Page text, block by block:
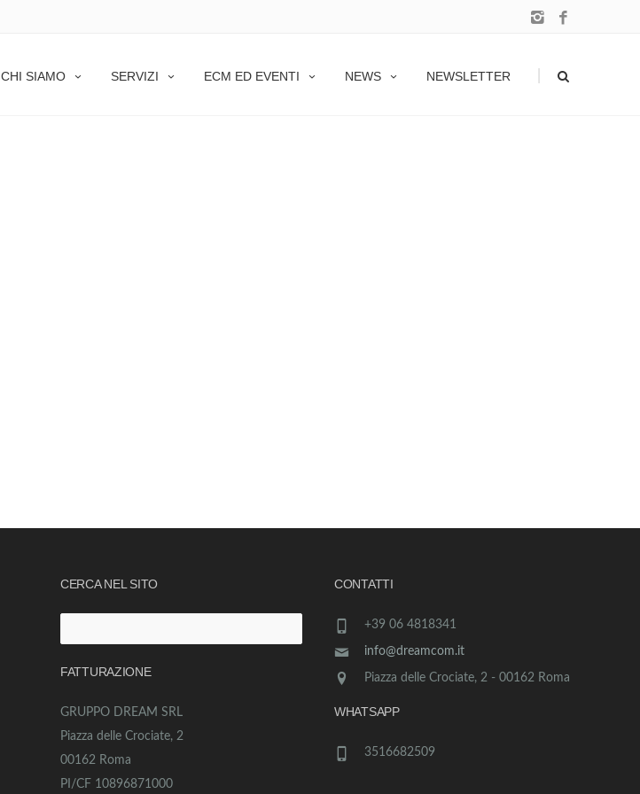
CHI SIAMO SERVIZI ECM ED EVENTI NEWS NEWSLETTER
CERCA NEL SITO
per:
FATTURAZIONE
GRUPPO DREAM SRL
Piazza delle Crociate, 2
00162 Roma
PI/CF 10896871000
CONTATTI
+39 06 4818341
info@dreamcom.it
Piazza delle Crociate, 2 - 00162 Roma
WHATSAPP
3516682509